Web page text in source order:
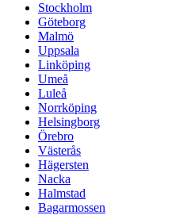
Stockholm
Göteborg
Malmö
Uppsala
Linköping
Umeå
Luleå
Norrköping
Helsingborg
Örebro
Västerås
Hägersten
Nacka
Halmstad
Bagarmossen